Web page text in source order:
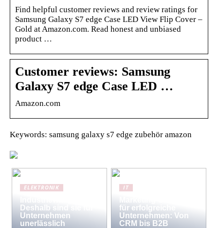
Find helpful customer reviews and review ratings for
Samsung Galaxy S7 edge Case LED View Flip Cover –
Gold at Amazon.com. Read honest and unbiased
product …
Customer reviews: Samsung
Galaxy S7 edge Case LED …
Amazon.com
Keywords: samsung galaxy s7 edge zubehör amazon
ELEKTRONIK
Deshalb sind sie für
Unternehmen
unerlässlich
IT
für erfolgreiche
Unternehmen: Von
CRM bis B2B